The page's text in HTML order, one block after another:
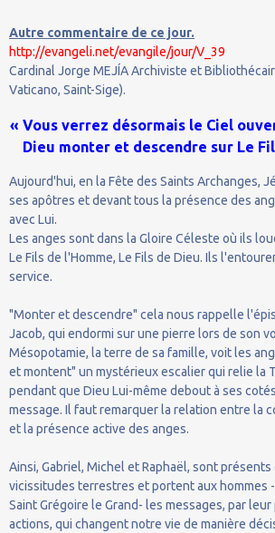
Autre commentaire de ce jour.
http://evangeli.net/evangile/jour/V_39
Cardinal Jorge MEJÍA Archiviste et
Vaticano, Saint-Sige).
« Vous verrez désormais le Ciel
Dieu monter et descendre sur Le
Aujourd'hui, en la Fête des Saints Archanges,
ses apôtres et devant tous la présence des
avec Lui.
Les anges sont dans la Gloire Céleste où ils
Le Fils de l'Homme, Le Fils de Dieu. Ils
service.
"Monter et descendre" cela nous rappelle
Jacob, qui endormi sur une pierre lors de son
Mésopotamie, la terre de sa famille, voit les
et montent" un mystérieux escalier qui relie la
pendant que Dieu Lui-même debout à ses
message. Il faut remarquer la relation entre la
et la présence active des anges.
Ainsi, Gabriel, Michel et Raphaël, sont
vicissitudes terrestres et portent aux hommes
Saint Grégoire le Grand- les messages, par
actions, qui changent notre vie de manière